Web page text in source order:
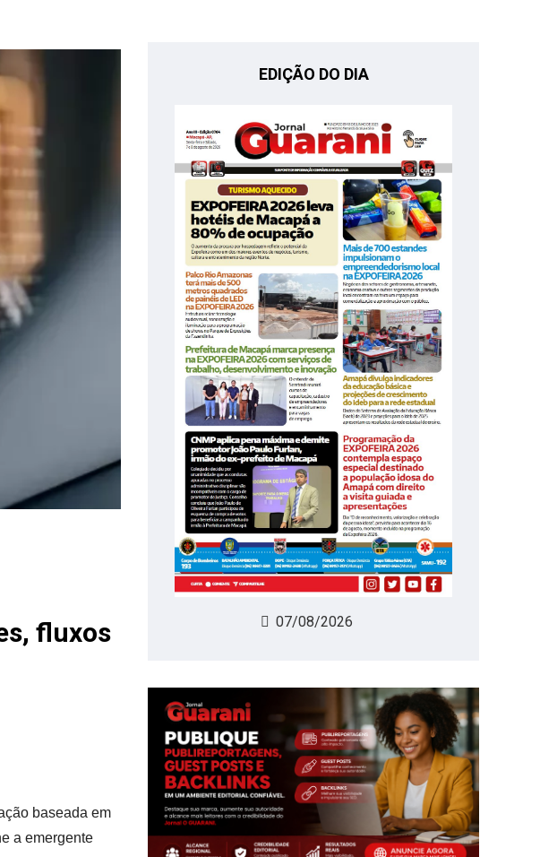
fluxos
baseada em
a emergente
EDIÇÃO DO DIA
07/08/2026